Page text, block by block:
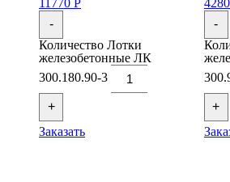
-
Количество Лотки
железобетонные ЛК
300.180.90-3
+
Заказать
-
+